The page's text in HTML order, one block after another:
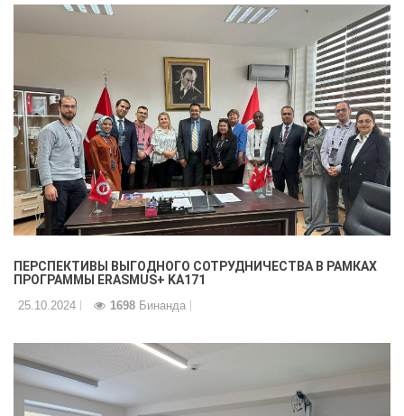
ПЕРСПЕКТИВЫ ВЫГОДНОГО СОТРУДНИЧЕСТВА В РАМКАХ
ПРОГРАММЫ ERASMUS+ KA171
25.10.2024 1698 Бинанда